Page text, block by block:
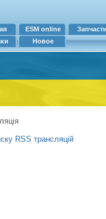
ESM online
Новое
RSS трансляцій